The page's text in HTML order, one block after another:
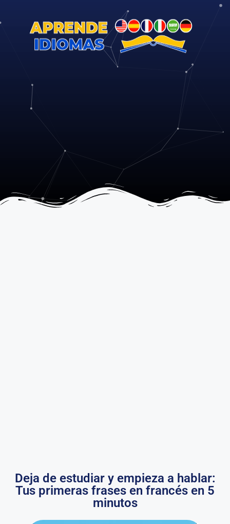
Deja de estudiar y empieza a hablar:
Tus primeras frases en francés en 5
minutos